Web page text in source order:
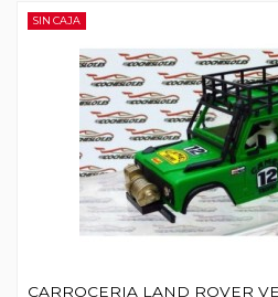
SIN CAJA
CARROCERIA LAND ROVER